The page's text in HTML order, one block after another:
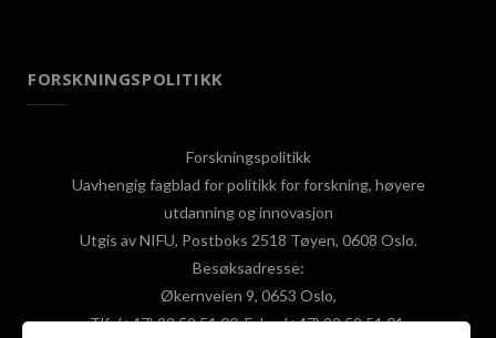
FORSKNINGSPOLITIKK
Forskningspolitikk
Uavhengig fagblad for politikk for forskning, høyere
utdanning og innovasjon
Utgis av NIFU, Postboks 2518 Tøyen, 0608 Oslo.
Besøksadresse:
Økernveien 9, 0653 Oslo,
Tlf: (+47) 22 59 51 00, Faks: (+47) 22 59 51 01,